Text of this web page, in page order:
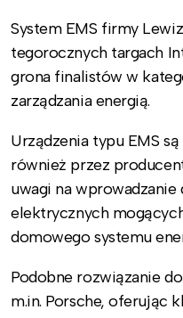
System EMS firmy
tegorocznych targach
grona finalistów w
zarządzania energią.
Urządzenia typu EMS
również przez
uwagi na
elektrycznych
domowego systemu
Podobne rozwiązanie
m.in. Porsche, oferując